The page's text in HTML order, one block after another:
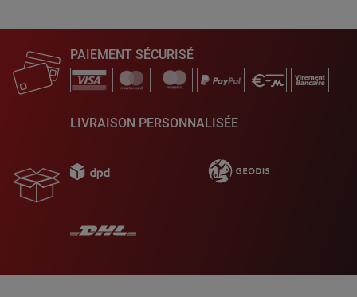
PAIEMENT SÉCURISÉ
LIVRAISON PERSONNALISÉE